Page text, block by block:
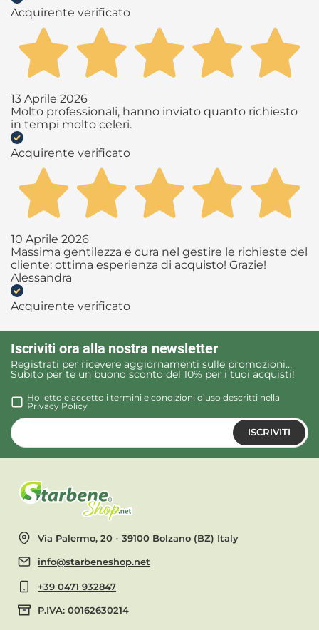
Acquirente verificato
13 Aprile 2026
Molto professionali, hanno inviato quanto richiesto
in tempi molto celeri.
Acquirente verificato
10 Aprile 2026
Massima gentilezza e cura nel gestire le richieste del
cliente: ottima esperienza di acquisto! Grazie!
Alessandra
Acquirente verificato
Iscriviti ora alla nostra newsletter
Registrati per ricevere aggiornamenti sulle promozioni…
Subito per te un buono sconto del 10% per i tuoi acquisti!
Ho letto e accetto i termini e condizioni d’uso descritti nella
Privacy Policy
ISCRIVITI
Via Palermo, 20 - 39100 Bolzano (BZ) Italy
info@starbeneshop.net
+39 0471 932847
P.IVA: 00162630214